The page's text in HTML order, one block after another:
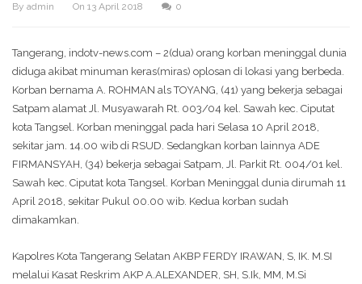
By admin On 13 April 2018 0
Tangerang, indotv-news.com – 2(dua) orang korban meninggal dunia
diduga akibat minuman keras(miras) oplosan di lokasi yang berbeda.
Korban bernama A. ROHMAN als TOYANG, (41) yang bekerja sebagai
Satpam alamat Jl. Musyawarah Rt. 003/04 kel. Sawah kec. Ciputat
kota Tangsel. Korban meninggal pada hari Selasa 10 April 2018,
sekitar jam. 14.00 wib di RSUD. Sedangkan korban lainnya ADE
FIRMANSYAH, (34) bekerja sebagai Satpam, Jl. Parkit Rt. 004/01 kel.
Sawah kec. Ciputat kota Tangsel. Korban Meninggal dunia dirumah 11
April 2018, sekitar Pukul 00.00 wib. Kedua korban sudah
dimakamkan.
Kapolres Kota Tangerang Selatan AKBP FERDY IRAWAN, S, IK. M.SI
melalui Kasat Reskrim AKP A.ALEXANDER, SH, S.Ik, MM, M.Si